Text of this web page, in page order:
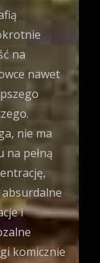
na
nawet
nie ma
na pełną
i
komicznie